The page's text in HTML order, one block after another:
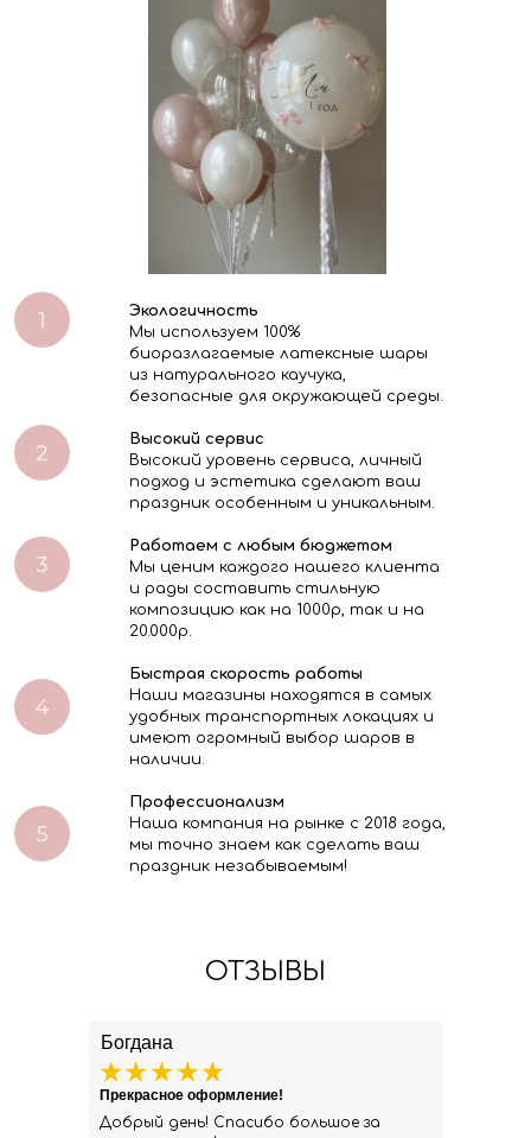
Экологичность
Мы используем 100%
биоразлагаемые латексные шары
из натурального каучука,
безопасные для окружающей среды.
Высокий сервис
Высокий уровень сервиса, личный
подход и эстетика сделают ваш
праздник особенным и уникальным.
Работаем с любым бюджетом
Мы ценим каждого нашего клиента
и рады составить стильную
композицию как на 1000р, так и на
20.000р.
Быстрая скорость работы
Наши магазины находятся в самых
удобных транспортных локациях и
имеют огромный выбор шаров в
наличии.
Профессионализм
Наша компания на рынке с 2018 года,
мы точно знаем как сделать ваш
праздник незабываемым!
ОТЗЫВЫ
Богдана
Добрый день! Спасибо большое за
Прекрасное оформление!